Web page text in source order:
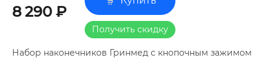
8 290 ₽
Получить скидку
Набор наконечников Гринмед с кнопочным зажимом